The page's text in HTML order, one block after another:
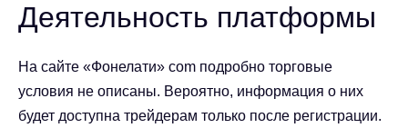
Деятельность платформы
На сайте «Фонелати» com подробно торговые
условия не описаны. Вероятно, информация о них
будет доступна трейдерам только после регистрации.